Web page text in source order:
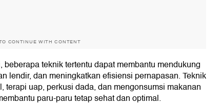
CONTINUE WITH CONTENT
teknik tertentu dapat membantu mendukung
lendir, dan meningkatkan efisiensi pernapasan. Teknik
terapi uap, perkusi dada, dan mengonsumsi makanan
paru-paru tetap sehat dan optimal.